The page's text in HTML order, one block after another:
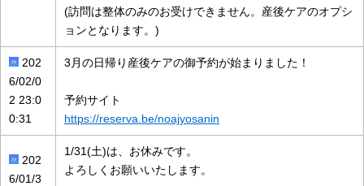
(訪問は整体のみのお受けできません。産後ケアのオプシ
ョンとなります。)
202
6/02/0
2 23:0
0:31
3月の日帰り産後ケアの御予約が始まりました！
予約サイト
https://reserva.be/noajyosanin
202
6/01/3
1/31(土)は、お休みです。
よろしくお願いいたします。